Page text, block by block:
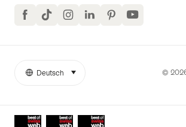
FacebookTikTokInstagramLinkedInPinterestYouTube
Auszeichnungen
Weitere
©
Sprache
Deutsch auswählen (klicken um anzuzeigen)